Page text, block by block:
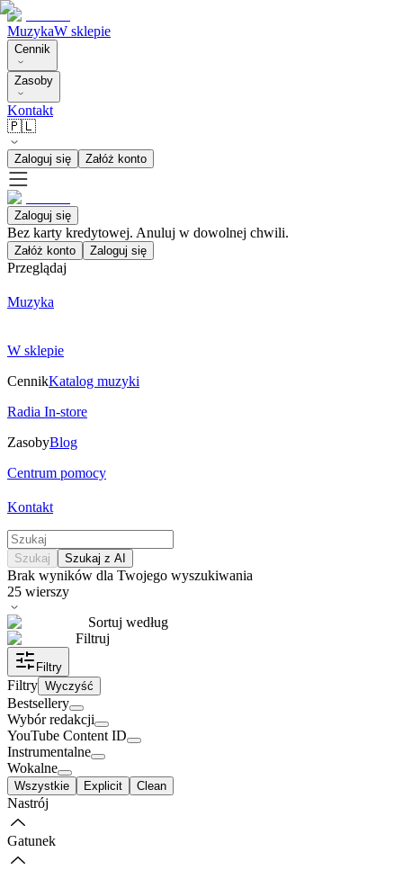
MuzykaW sklepie
Cennik
Zasoby
Kontakt
🇵🇱
Zaloguj się Załóż konto
Zaloguj się
Bez karty kredytowej. Anuluj w dowolnej chwili.
Załóż konto Zaloguj się
Przeglądaj
Muzyka
W sklepie
CennikKatalog muzyki
Radia In-store
ZasobyBlog
Centrum pomocy
Kontakt
Szukaj Szukaj z AI
Brak wyników dla Twojego wyszukiwania
25 wierszy
Sortuj według
Filtruj
Filtry
Filtry Wyczyść
Bestsellery
Wybór redakcji
YouTube Content ID
Instrumentalne
Wokalne
Wszystkie Explicit Clean
Nastrój
Gatunek